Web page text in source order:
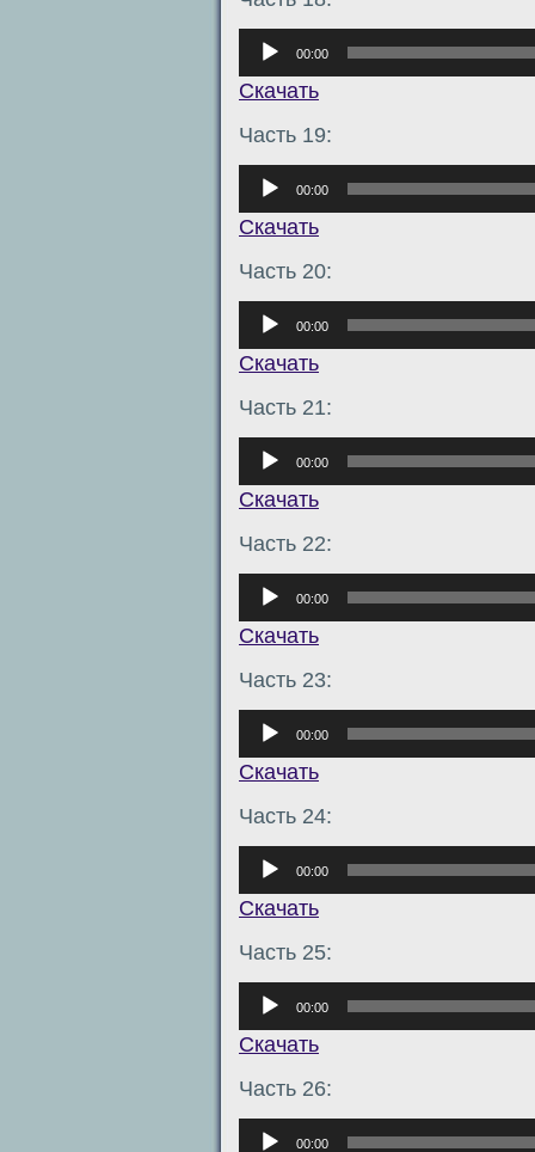
Аудиоплеер
00:00
Скачать
Часть 19:
Аудиоплеер
00:00
Скачать
Часть 20:
Аудиоплеер
00:00
Скачать
Часть 21:
Аудиоплеер
00:00
Скачать
Часть 22:
Аудиоплеер
00:00
Скачать
Часть 23:
Аудиоплеер
00:00
Скачать
Часть 24:
Аудиоплеер
00:00
Скачать
Часть 25:
Аудиоплеер
00:00
Скачать
Часть 26:
Аудиоплеер
00:00